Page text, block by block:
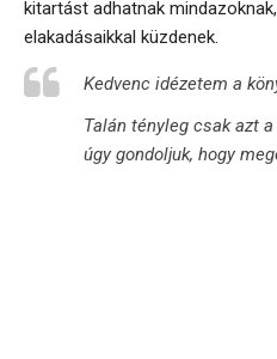
kitartást adhatnak
elakadásaikkal küzdenek.
Kedvenc idézetem a
Talán tényleg csak azt
úgy gondoljuk, hogy